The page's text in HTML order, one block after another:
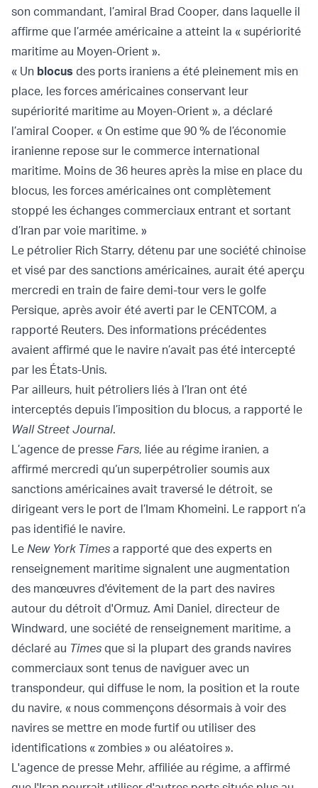
son commandant, l’amiral Brad Cooper, dans laquelle il
affirme que l’armée américaine a atteint la « supériorité
maritime au Moyen-Orient ».
« Un blocus des ports iraniens a été pleinement mis en
place, les forces américaines conservant leur
supériorité maritime au Moyen-Orient », a déclaré
l’amiral Cooper. « On estime que 90 % de l’économie
iranienne repose sur le commerce international
maritime. Moins de 36 heures après la mise en place du
blocus, les forces américaines ont complètement
stoppé les échanges commerciaux entrant et sortant
d’Iran par voie maritime. »
Le pétrolier Rich Starry, détenu par une société chinoise
et visé par des sanctions américaines, aurait été aperçu
mercredi en train de faire demi-tour vers le golfe
Persique, après avoir été averti par le CENTCOM, a
rapporté Reuters. Des informations précédentes
avaient affirmé que le navire n’avait pas été intercepté
par les États-Unis.
Par ailleurs, huit pétroliers liés à l’Iran ont été
interceptés depuis l’imposition du blocus, a rapporté le
Wall Street Journal.
L’agence de presse Fars, liée au régime iranien, a
affirmé mercredi qu’un superpétrolier soumis aux
sanctions américaines avait traversé le détroit, se
dirigeant vers le port de l’Imam Khomeini. Le rapport n’a
pas identifié le navire.
Le New York Times a rapporté que des experts en
renseignement maritime signalent une augmentation
des manœuvres d'évitement de la part des navires
autour du détroit d'Ormuz. Ami Daniel, directeur de
Windward, une société de renseignement maritime, a
déclaré au Times que si la plupart des grands navires
commerciaux sont tenus de naviguer avec un
transpondeur, qui diffuse le nom, la position et la route
du navire, « nous commençons désormais à voir des
navires se mettre en mode furtif ou utiliser des
identifications « zombies » ou aléatoires ».
L'agence de presse Mehr, affiliée au régime, a affirmé